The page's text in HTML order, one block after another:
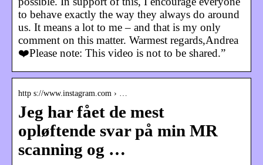
to behave exactly the way they always do around
us. It means a lot to me – and that is my only
comment on this matter. Warmest regards,Andrea
❤️Please note: This video is not to be shared.”
http s://www.instagram.com › …
Jeg har fået de mest
opløftende svar på min MR
scanning og …